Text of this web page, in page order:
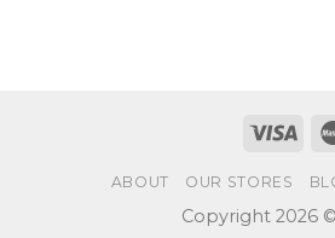
ABOUT OUR STORES
Copyright 2026 ©